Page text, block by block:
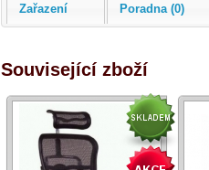
Zařazení Poradna (0)
Související zboží